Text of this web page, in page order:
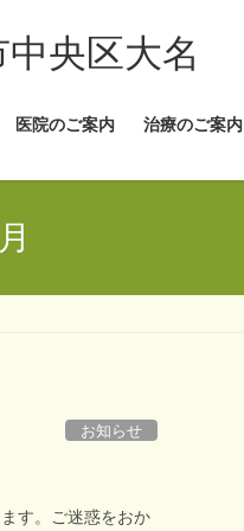
央区大名
医院のご案内 治療のご案内
お知らせ
す。ご迷惑をおか